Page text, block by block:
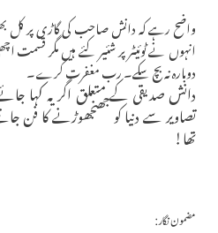
انہوں نے ٹوئیٹر پر شئیر کئے ہیں مگر قسمت
دوبارہ نہ بچ سکے۔ رب مغفرت کرے۔
دانش صدیقی کے متعلق اگر یہ کہا جائے
تصاویر سے دنیا کو جھنجھوڑنے کا فن
تھا!
مضمون نگار :